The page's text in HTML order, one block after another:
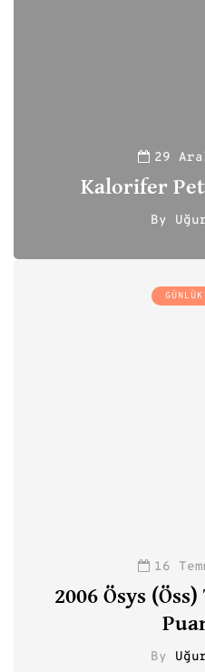
29
Kalorifer
By
16
2006 Ösys
By